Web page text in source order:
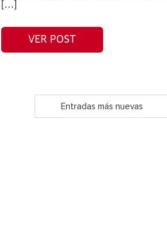
[…]
VER POST
Entradas más nuevas